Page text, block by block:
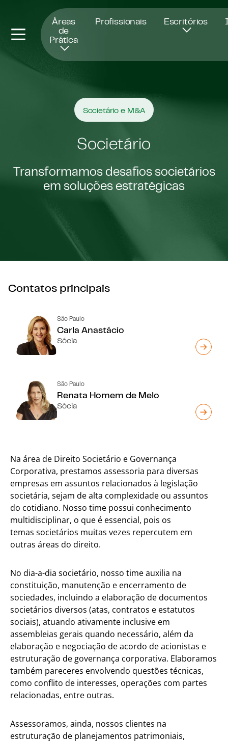
Áreas
de
Prática
Profissionais Escritórios
Societário e M&A
Societário
Transformamos desafios societários
em soluções estratégicas
Contatos principais
São Paulo
Carla Anastácio
Sócia
São Paulo
Renata Homem de Melo
Sócia
Na área de Direito Societário e Governança
Corporativa, prestamos assessoria para diversas
empresas em assuntos relacionados à legislação
societária, sejam de alta complexidade ou assuntos
do cotidiano. Nosso time possui conhecimento
multidisciplinar, o que é essencial, pois os
temas societários muitas vezes repercutem em
outras áreas do direito.
No dia-a-dia societário, nosso time auxilia na
constituição, manutenção e encerramento de
sociedades, incluindo a elaboração de documentos
societários diversos (atas, contratos e estatutos
sociais), atuando ativamente inclusive em
assembleias gerais quando necessário, além da
elaboração e negociação de acordo de acionistas e
estruturação de governança corporativa. Elaboramos
também pareceres envolvendo questões técnicas,
como conflito de interesses, operações com partes
relacionadas, entre outras.
Assessoramos, ainda, nossos clientes na
estruturação de planejamentos patrimoniais,
Abre numa nova janela